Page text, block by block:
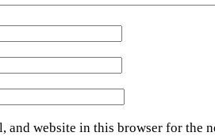
and website in this browser for the